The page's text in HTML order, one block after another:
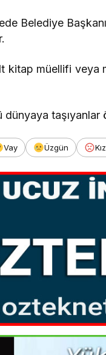
Belediye
kitap müellifi veya
dünyaya taşıyanlar
Vay Üzgün